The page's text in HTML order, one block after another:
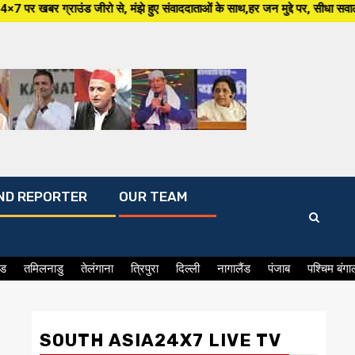
से, मंझे हुए संवाददाताओं के साथ,हर जन मुद्दे पर, सीधा सवाल सरकार से
REPORTER OUR TEAM
तमिलनाडु तेलंगाना त्रिपुरा दिल्ली नागालैंड पंजाब पश्चिम
SOUTH ASIA24X7 LIVE TV